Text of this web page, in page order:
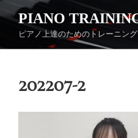
ン
ン
PIANO
ピアノ上達のためのトレーニング
202207-2